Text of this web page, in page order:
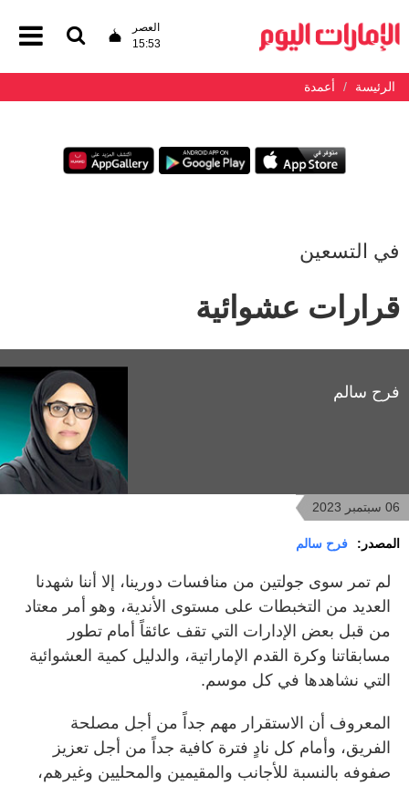
العصر
15:53
الرئيسة أعمدة
في التسعين
قرارات عشوائية
فرح سالم
06 سبتمبر 2023
المصدر: فرح سالم
لم تمر سوى جولتين من منافسات دورينا، إلا أننا شهدنا
العديد من التخبطات على مستوى الأندية، وهو أمر معتاد
من قبل بعض الإدارات التي تقف عائقاً أمام تطور
مسابقاتنا وكرة القدم الإماراتية، والدليل كمية العشوائية
التي نشاهدها في كل موسم.
المعروف أن الاستقرار مهم جداً من أجل مصلحة
الفريق، وأمام كل نادٍ فترة كافية جداً من أجل تعزيز
صفوفه بالنسبة للأجانب والمقيمين والمحليين وغيرهم،